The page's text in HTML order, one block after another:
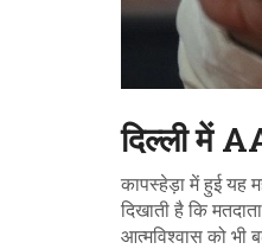
दिल्ली में
कापस्हेड़ा में हुई यह
दिखाती है कि
आत्मविश्वास को भी